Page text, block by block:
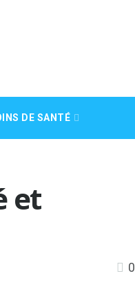
DE SANTÉ
et
0